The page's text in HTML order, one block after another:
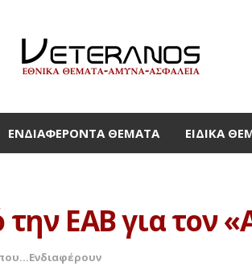
ΕΝΔΙΑΦΈΡΟΝΤΑ ΘΈΜΑΤΑ ΕΙΔΙΚΆ
ΕΑΒ για τον